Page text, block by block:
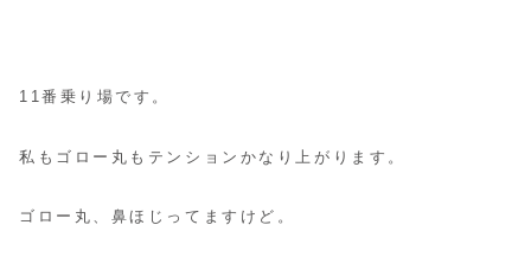
11番乗り場です。
私もゴロー丸もテンションかなり上がります。
ゴロー丸、鼻ほじってますけど。